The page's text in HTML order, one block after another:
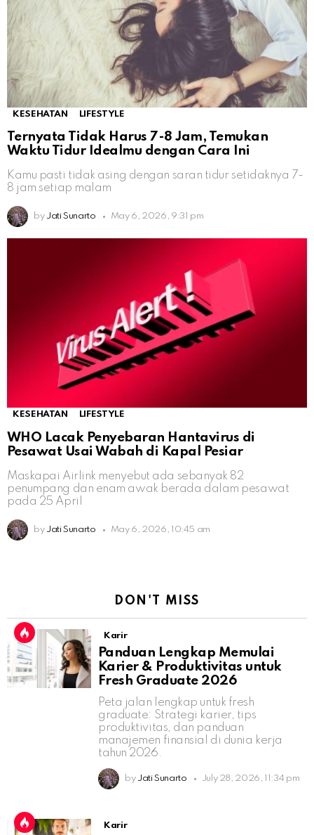
KESEHATAN LIFESTYLE
Ternyata Tidak Harus 7-8 Jam, Temukan
Waktu Tidur Idealmu dengan Cara Ini
Kamu pasti tidak asing dengan saran tidur setidaknya 7-
8 jam setiap malam
by Jati Sunarto May 6, 2026, 9:31 pm
KESEHATAN LIFESTYLE
WHO Lacak Penyebaran Hantavirus di
Pesawat Usai Wabah di Kapal Pesiar
Maskapai Airlink menyebut ada sebanyak 82
penumpang dan enam awak berada dalam pesawat
pada 25 April
by Jati Sunarto May 6, 2026, 10:45 am
DON'T MISS
Karir
Panduan Lengkap Memulai
Karier & Produktivitas untuk
Fresh Graduate 2026
Peta jalan lengkap untuk fresh
graduate: Strategi karier, tips
produktivitas, dan panduan
manajemen finansial di dunia kerja
tahun 2026.
by Jati Sunarto July 28, 2026, 11:34 pm
Karir